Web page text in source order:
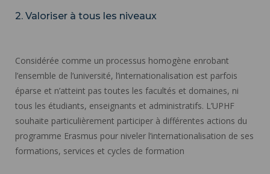
2. Valoriser à tous les niveaux
Considérée comme un processus homogène enrobant
l’ensemble de l’université, l’internationalisation est parfois
éparse et n’atteint pas toutes les facultés et domaines, ni
tous les étudiants, enseignants et administratifs. L’UPHF
souhaite particulièrement participer à différentes actions du
programme Erasmus pour niveler l’internationalisation de ses
formations, services et cycles de formation